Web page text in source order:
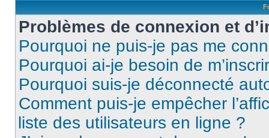
Problèmes de connexion et
Pourquoi ne puis-je pas me
Pourquoi ai-je besoin de
Pourquoi suis-je déconnecté
Comment puis-je empêcher
liste des utilisateurs en ligne ?